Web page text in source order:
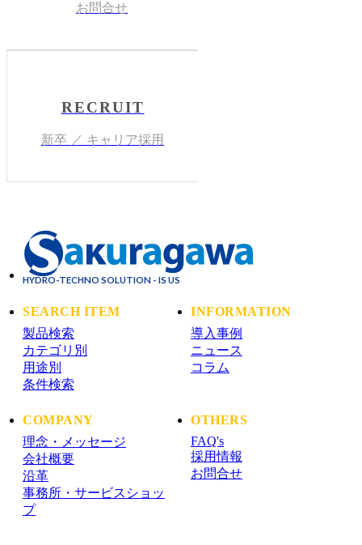
お問合せ
RECRUIT
新卒 ／ キャリア採用
HYDRO-TECHNO SOLUTION - IS US
SEARCH ITEM
製品検索
カテゴリ別
用途別
条件検索
INFORMATION
導入事例
ニュース
コラム
COMPANY
理念・メッセージ
会社概要
沿革
事務所・サービスショッ
プ
OTHERS
FAQ's
採用情報
お問合せ